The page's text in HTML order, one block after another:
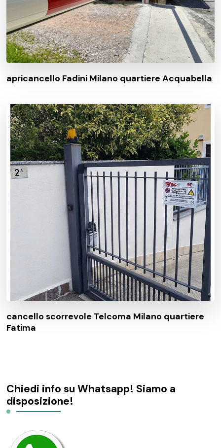
apricancello Fadini Milano quartiere Acquabella
cancello scorrevole Telcoma Milano quartiere
Fatima
Chiedi info su Whatsapp! Siamo a
disposizione!